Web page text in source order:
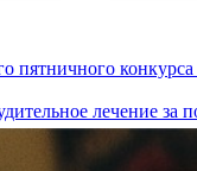
пятничного
лечение за